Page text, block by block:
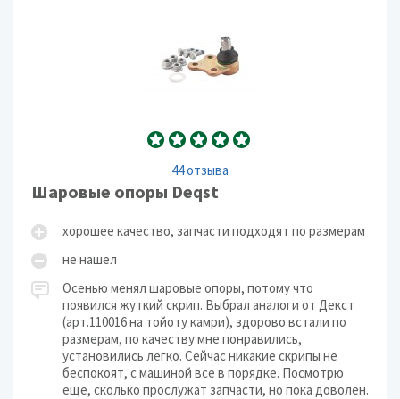
44 отзыва
Шаровые опоры Deqst
хорошее качество, запчасти подходят по размерам
не нашел
Осенью менял шаровые опоры, потому что
появился жуткий скрип. Выбрал аналоги от Декст
(арт.110016 на тойоту камри), здорово встали по
размерам, по качеству мне понравились,
установились легко. Сейчас никакие скрипы не
беспокоят, с машиной все в порядке. Посмотрю
еще, сколько прослужат запчасти, но пока доволен.